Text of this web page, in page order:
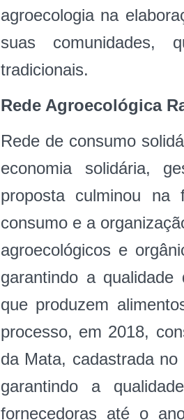
agroecologia na
suas comunidades,
tradicionais.
Rede Agroecológica
Rede de consumo
economia solidária,
proposta culminou
consumo e a
agroecológicos e
garantindo a
que produzem
processo, em 2018,
da Mata, cadastrada
garantindo a
fornecedoras até o